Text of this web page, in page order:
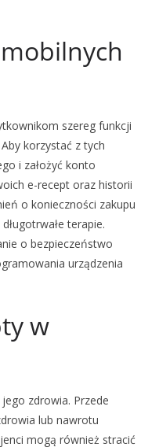
szereg funkcji
korzystać z tych
i założyć konto
e-recept oraz historii
o konieczności zakupu
terapie.
o bezpieczeństwo
urządzenia
w
zdrowia. Przede
lub nawrotu
mogą również stracić